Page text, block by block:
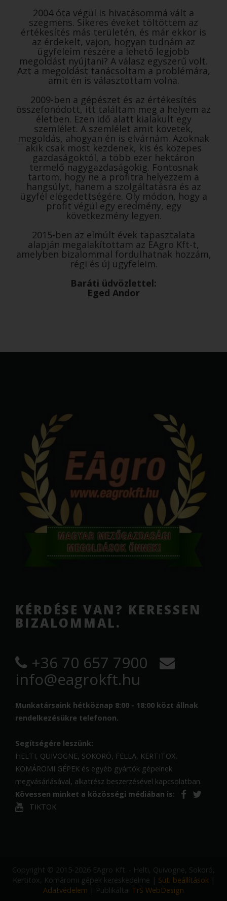
2004 óta végül is hivatásommá vált a
szegmens. Sikeres éveket töltöttem az
értékesítés más területén, és már ekkor is
az érdekelt, vajon, hogyan tudnám az
ügyfeleim részére a lehető legjobb
megoldást nyújtani? A válasz egyszerű volt.
Azt a megoldást tanácsoltam a problémára,
amit én is választottam volna.
2009-ben a gépészet és az értékesítés
összefonódott, itt találtam meg a helyem az
életben. Ezen idő alatt kialakult egy
szemlélet. A szemlélet amit követek,
megoldás, ahogyan én is elvárnám. Azoknak
akik csak most kezdenek, kis és közepes
gazdaságoktól, a több ezer hektáron
termelő nagygazdaságokig. Fontosnak
tartom, hogy ne a profitra helyezzem a
hangsúlyt, hanem a szolgáltatásra és az
ügyfél elégedettségére. Oly módon, hogy a
profit végül egy eredmény, egy
következmény legyen.
2015-ben az elmúlt évek tapasztalata
alapján megalakítottam az EAgro Kft-t,
amelyben bizalommal fordulhatnak hozzám,
régi és új ügyfeleim.
Baráti üdvözlettel:
Eged Andor
KÉRDÉSE VAN? KERESSEN
BIZALOMMAL.
+36 70 657 7900
info@eagrokft.hu
Munkatársaink hétköznap 8:00 - 18:00 közt állnak
rendelkezésükre telefonon.
Segítségére leszünk:
HELTI, QUIVOGNE, SOKORÓ, FELLA, KERTITOX,
KOMÁROMI GÉPEK és egyéb gyártók gépeinek
megvásárlásával, alkatrész beszerzésével kapcsolatban.
Kövessen minket a közösségi médiában is:
TIKTOK
Copyright © 2015-2026 EAgro Kft. - Helti, Quivogne, Sokoró,
Kertitox, Komáromi gépek kereskedelme | Süti beállítások |
Adatvédelem | Publikálta: TrS WebDesign